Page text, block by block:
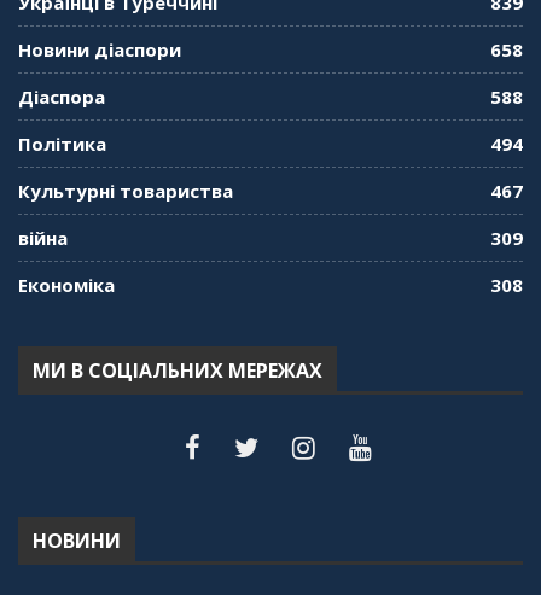
"Дзеркало діаспори". Випуск 8. Розмова з
Послом
"Дзеркало діаспори". Випуск 6. Можливості
Новини діаспори
658
Діаспора
588
Політика
494
Культурні товариства
467
війна
309
Економіка
308
МИ В СОЦІАЛЬНИХ МЕРЕЖАХ
НОВИНИ